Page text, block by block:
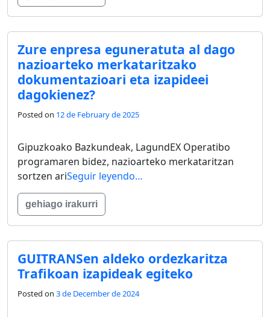
Zure enpresa eguneratuta al dago
nazioarteko merkataritzako
dokumentazioari eta izapideei
dagokienez?
Posted on 12 de February de 2025
Gipuzkoako Bazkundeak, LagundEX Operatibo
programaren bidez, nazioarteko merkataritzan
sortzen ariSeguir leyendo…
gehiago irakurri
GUITRANSen aldeko ordezkaritza
Trafikoan izapideak egiteko
Posted on 3 de December de 2024